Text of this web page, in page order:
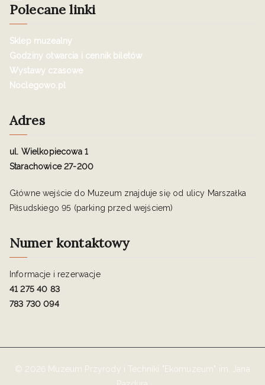
Polecane linki
Sklep muzealny
Godziny otwarcia i cennik biletów
Wystawy czasowe
Noclegowo.pl
Adres
ul. Wielkopiecowa 1
Starachowice 27-200
Główne wejście do Muzeum znajduje się od ulicy Marszałka
Piłsudskiego 95 (parking przed wejściem)
Numer kontaktowy
Informacje i rezerwacje
41 275 40 83
783 730 094
© 2026 Muzeum Przyrody i Techniki "Ekomuzeum" im. Jana